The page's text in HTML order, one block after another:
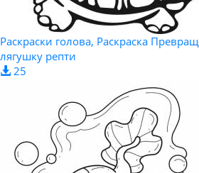
Раскраски голова, Раскраска
лягушку репти
25